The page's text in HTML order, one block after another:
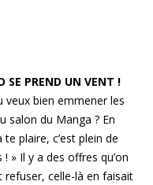
SE PREND UN VENT !
veux bien emmener les
salon du Manga ? En
te plaire, c’est plein de
! » Il y a des offres qu’on
refuser, celle-là en faisait